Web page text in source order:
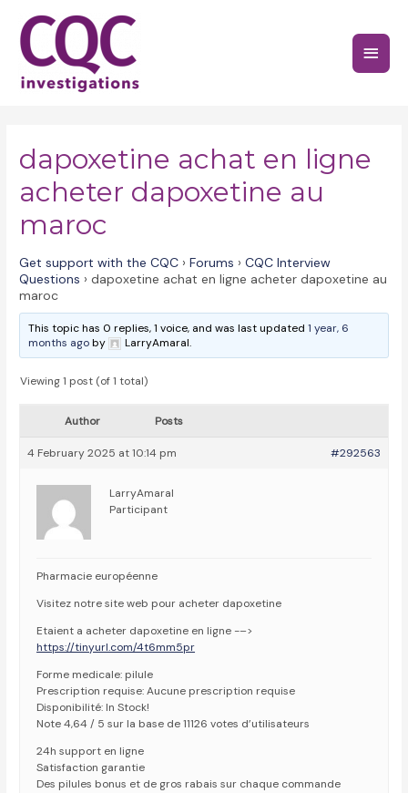
content
Main
dapoxetine achat en ligne
acheter dapoxetine au
maroc
Get support with the CQC › Forums › CQC Interview
Questions › dapoxetine achat en ligne acheter dapoxetine au
maroc
This topic has 0 replies, 1 voice, and was last updated1 year, 6
months agoby LarryAmaral.
Viewing 1 post (of 1 total)
Author Posts
4 February 2025 at 10:14 pm #292563
LarryAmaral
Participant
Pharmacie européenne
Visitez notre site web pour acheter dapoxetine
Etaient a acheter dapoxetine en ligne -–>
https://tinyurl.com/4t6mm5pr
Forme medicale: pilule
Prescription requise: Aucune prescription requise
Disponibilité: In Stock!
Note 4,64 / 5 sur la base de 11126 votes d’utilisateurs
24h support en ligne
Satisfaction garantie
Des pilules bonus et de gros rabais sur chaque commande